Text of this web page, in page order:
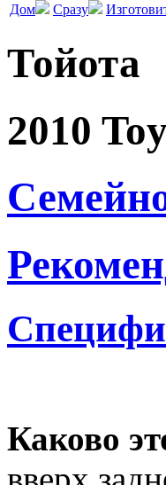
Дом Сразу
Тойота
2010
Каково